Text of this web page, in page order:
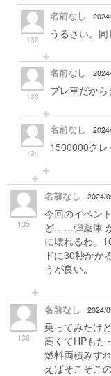
132
名前なし
うるさい。
133
名前なし
プレ車だか
134
名前なし
1500000ク
135
名前なし 2024/
今回のイベン
ど……弾薬庫
に壊れるわ。
ドに30秒かか
うが良い。
136
名前なし 2024/
乗ってみたけ
高くてHPもた
燃料両積みす
えばそこそこ